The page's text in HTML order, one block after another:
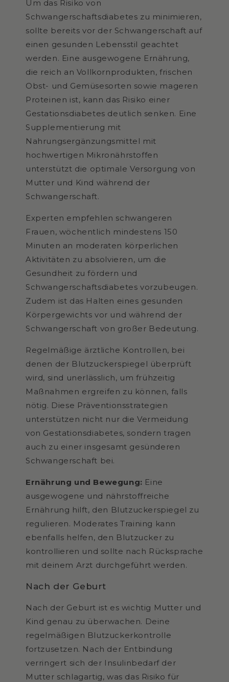
Um das Risiko von
Schwangerschaftsdiabetes zu minimieren,
sollte bereits vor der Schwangerschaft auf
einen gesunden Lebensstil geachtet
werden. Eine ausgewogene Ernährung,
die reich an Vollkornprodukten, frischen
Obst- und Gemüsesorten sowie mageren
Proteinen ist, kann das Risiko einer
Gestationsdiabetes deutlich senken. Eine
Supplementierung mit
Nahrungsergänzungsmittel mit
hochwertigen Mikronährstoffen
unterstützt die optimale Versorgung von
Mutter und Kind während der
Schwangerschaft.
Experten empfehlen schwangeren
Frauen, wöchentlich mindestens 150
Minuten an moderaten körperlichen
Aktivitäten zu absolvieren, um die
Gesundheit zu fördern und
Schwangerschaftsdiabetes vorzubeugen.
Zudem ist das Halten eines gesunden
Körpergewichts vor und während der
Schwangerschaft von großer Bedeutung.
Regelmäßige ärztliche Kontrollen, bei
denen der Blutzuckerspiegel überprüft
wird, sind unerlässlich, um frühzeitig
Maßnahmen ergreifen zu können, falls
nötig. Diese Präventionsstrategien
unterstützen nicht nur die Vermeidung
von Gestationsdiabetes, sondern tragen
auch zu einer insgesamt gesünderen
Schwangerschaft bei.
Ernährung und Bewegung: Eine
ausgewogene und nährstoffreiche
Ernährung hilft, den Blutzuckerspiegel zu
regulieren. Moderates Training kann
ebenfalls helfen, den Blutzucker zu
kontrollieren und sollte nach Rücksprache
mit deinem Arzt durchgeführt werden.
Nach der Geburt
Nach der Geburt ist es wichtig Mutter und
Kind genau zu überwachen. Deine
regelmäßigen Blutzuckerkontrolle
fortzusetzen. Nach der Entbindung
verringert sich der Insulinbedarf der
Mutter schlagartig, was das Risiko für